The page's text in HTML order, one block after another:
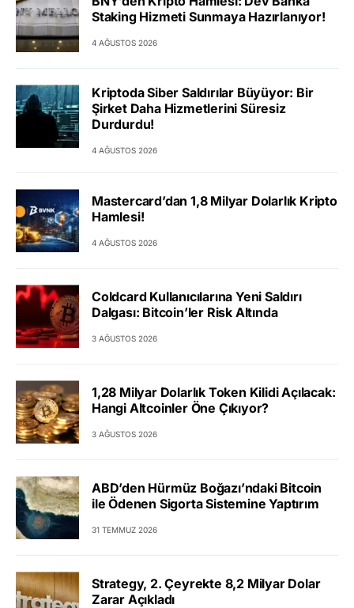
Staking Hizmeti Sunmaya Hazırlanıyor!
4 AĞUSTOS 2026
Kriptoda Siber Saldırılar Büyüyor: Bir
Şirket Daha Hizmetlerini Süresiz
Durdurdu!
4 AĞUSTOS 2026
Mastercard’dan 1,8 Milyar Dolarlık Kripto
Hamlesi!
4 AĞUSTOS 2026
Coldcard Kullanıcılarına Yeni Saldırı
Dalgası: Bitcoin’ler Risk Altında
3 AĞUSTOS 2026
1,28 Milyar Dolarlık Token Kilidi Açılacak:
Hangi Altcoinler Öne Çıkıyor?
3 AĞUSTOS 2026
ABD’den Hürmüz Boğazı’ndaki Bitcoin
ile Ödenen Sigorta Sistemine Yaptırım
31 TEMMUZ 2026
Strategy, 2. Çeyrekte 8,2 Milyar Dolar
Zarar Açıkladı